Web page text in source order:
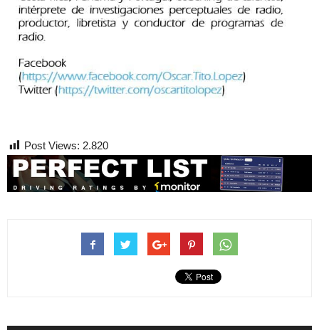
Post Views: 2.820